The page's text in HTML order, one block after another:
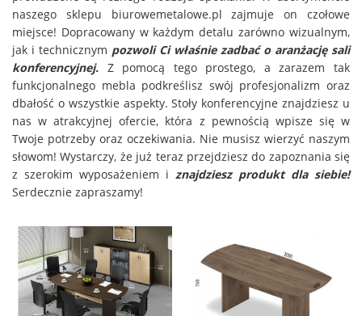
naszego sklepu biurowemetalowe.pl zajmuje on czołowe
miejsce! Dopracowany w każdym detalu zarówno wizualnym,
jak i technicznym pozwoli Ci właśnie zadbać o aranżację sali
konferencyjnej. Z pomocą tego prostego, a zarazem tak
funkcjonalnego mebla podkreślisz swój profesjonalizm oraz
dbałość o wszystkie aspekty. Stoły konferencyjne znajdziesz u
nas w atrakcyjnej ofercie, która z pewnością wpisze się w
Twoje potrzeby oraz oczekiwania. Nie musisz wierzyć naszym
słowom! Wystarczy, że już teraz przejdziesz do zapoznania się
z szerokim wyposażeniem i znajdziesz produkt dla siebie!
Serdecznie zapraszamy!